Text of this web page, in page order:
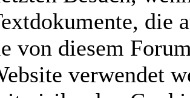
die
von diesem
verwendet